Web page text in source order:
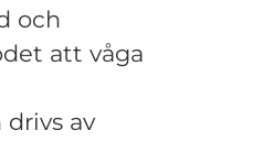
och
att våga
drivs av